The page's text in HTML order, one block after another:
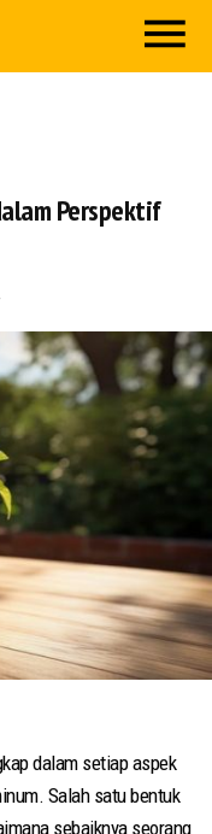
Perspektif
dalam setiap aspek
Salah satu bentuk
sebaiknya seorang